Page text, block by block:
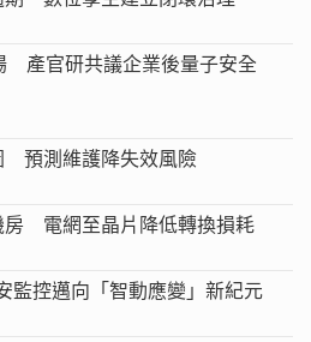
產官研共議企業後量子安全
預測維護降失效風險
房 電網至晶片降低轉換損耗
控邁向「智動應變」新紀元